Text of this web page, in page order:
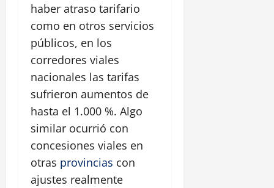
haber atraso tarifario
como en otros servicios
públicos, en los
corredores viales
nacionales las tarifas
sufrieron aumentos de
hasta el 1.000 %. Algo
similar ocurrió con
concesiones viales en
otras provincias con
ajustes realmente